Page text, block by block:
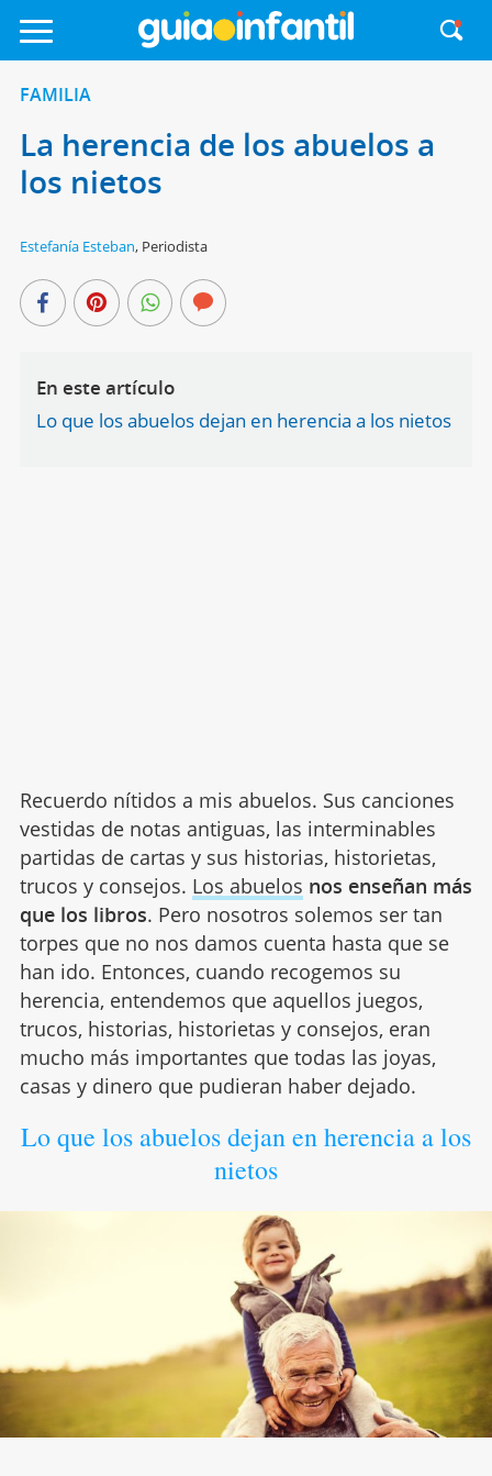
FAMILIA
La herencia de los abuelos a
los nietos
Estefanía Esteban, Periodista
En este artículo
Lo que los abuelos dejan en herencia a los nietos
Recuerdo nítidos a mis abuelos. Sus canciones
vestidas de notas antiguas, las interminables
partidas de cartas y sus historias, historietas,
trucos y consejos. Los abuelos nos enseñan más
que los libros. Pero nosotros solemos ser tan
torpes que no nos damos cuenta hasta que se
han ido. Entonces, cuando recogemos su
herencia, entendemos que aquellos juegos,
trucos, historias, historietas y consejos, eran
mucho más importantes que todas las joyas,
casas y dinero que pudieran haber dejado.
Lo que los abuelos dejan en herencia a los
nietos